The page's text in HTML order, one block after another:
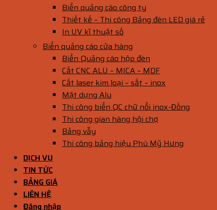
Biển quảng cáo công ty
Thiết kế – Thi công Bảng đèn LED giá rẻ
In UV kĩ thuật số
Biển quảng cáo cửa hàng
Biển Quảng cáo hộp đèn
Cắt CNC ALU – MICA – MDF
Cắt laser kim loại – sắt – inox
Mặt dựng Alu
Thi công biển QC chữ nổi inox-Đồng
Thi công gian hàng hội chợ
Bảng vẫy
Thi công bảng hiệu Phú Mỹ Hưng
DỊCH VỤ
TIN TỨC
BẢNG GIÁ
LIÊN HỆ
Đăng nhập